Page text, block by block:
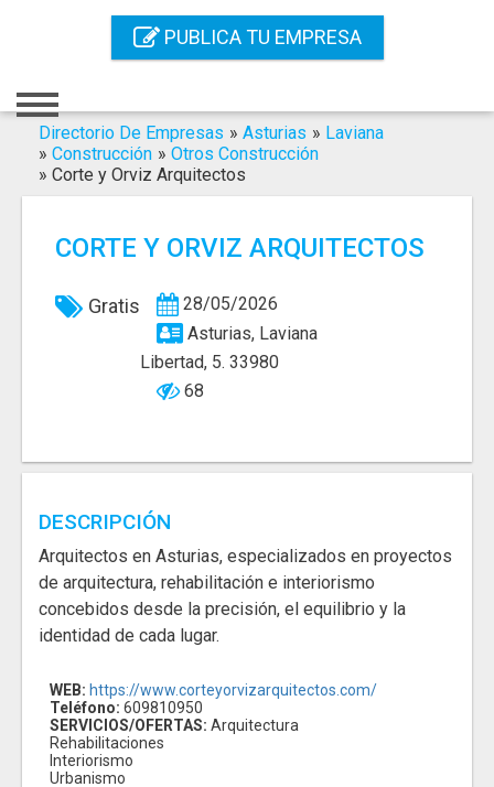
PUBLICA TU EMPRESA
Registro
Contacto
Publica Tu Empresa
Directorio De Empresas » Asturias » Laviana
» Construcción » Otros Construcción
» Corte y Orviz Arquitectos
CORTE Y ORVIZ ARQUITECTOS
Gratis
28/05/2026
Asturias, Laviana
Libertad, 5. 33980
68
DESCRIPCIÓN
Arquitectos en Asturias, especializados en proyectos
de arquitectura, rehabilitación e interiorismo
concebidos desde la precisión, el equilibrio y la
identidad de cada lugar.
WEB: https://www.corteyorvizarquitectos.com/
Teléfono: 609810950
SERVICIOS/OFERTAS: Arquitectura
Rehabilitaciones
Interiorismo
Urbanismo